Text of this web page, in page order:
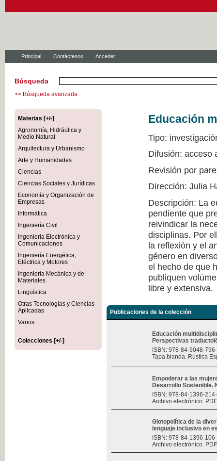
Principal Contáctenos Acceder
Búsqueda
>> Búsqueda avanzada
Materias [+/-]
Agronomía, Hidráulica y
Medio Natural
Arquitectura y Urbanismo
Arte y Humanidades
Ciencias
Ciencias Sociales y Jurídicas
Economía y Organización de
Empresas
Informática
Ingeniería Civil
Ingeniería Electrónica y
Comunicaciones
Ingeniería Energética,
Eléctrica y Motores
Ingeniería Mecánica y de
Materiales
Lingüística
Otras Tecnologías y Ciencias
Aplicadas
Varios
Colecciones [+/-]
Educación
Tipo:
Difusión: acceso
Revisión por
Dirección: Julia
Descripción: La
pendiente que
reivindicar la
disciplinas. Por
la reflexión y el
género en
el hecho de que
publiquen
libre y extensiva.
Publicaciones de la colección
Educación
Perspectivas
ISBN: 978-84-9048-
Tapa blanda. Rústica
Empoderar a las
Desarrollo Sostenible.
ISBN: 978-84-1396-
Archivo electrónico.
Glotopolítica de la
lenguaje inclusivo en
ISBN: 978-84-1396-
Archivo electrónico.